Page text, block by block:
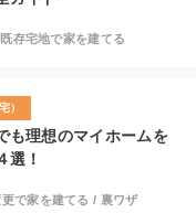
既存宅地で家を建てる
）
も理想のマイホームを
選！
で家を建てる / 裏ワザ